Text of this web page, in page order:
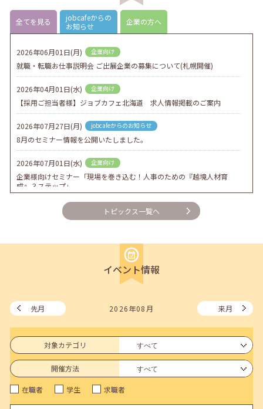
全てを見る
jobcafeからの
お知らせ
企業の方へ
2026年06月01日(月) 企業向け
就職・転職お仕事説明会 ご出展企業の募集について(札幌開催)
2026年04月01日(水) 企業向け
【採用ご担当者様】ジョブカフェ北海道 求人情報掲載のご案内
2026年07月27日(月) jobcafeからのお知らせ
8月のセミナー情報を公開いたしました。
2026年07月01日(水) 企業向け
企業様向けセミナー「現場を巻き込む！人事のための『越境人材育
成』３ステップ」
2026年06月26日(金) jobcafeからのお知らせ
7月のセミナー情報を公開いたしました。
2026年06月03日(水) jobcafeからのお知らせ
メールカウンセリング、就職決定報告フォーム復旧いたしました。
jobcafeからのお知らせ
についてのお知らせ
2026年04月25日(土) jobcafeからのお知らせ
5月のセミナー情報を公開いたしました。
2026年04月02日(木) jobcafeからのお知らせ
トピックス一覧へ
イベント情報
先月 2026年08月 来月
対象カテゴリ
開催方法
在職者 学生 求職者